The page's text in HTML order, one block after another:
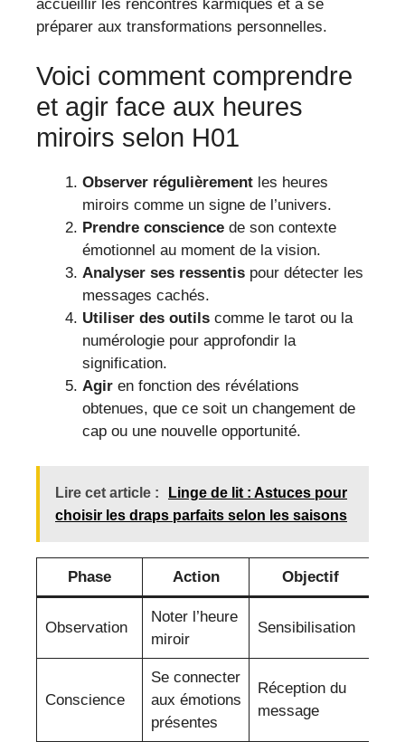
accueillir les rencontres karmiques et à se
préparer aux transformations personnelles.
Voici comment comprendre
et agir face aux heures
miroirs selon H01
Observer régulièrement les heures
miroirs comme un signe de l’univers.
Prendre conscience de son contexte
émotionnel au moment de la vision.
Analyser ses ressentis pour détecter les
messages cachés.
Utiliser des outils comme le tarot ou la
numérologie pour approfondir la
signification.
Agir en fonction des révélations
obtenues, que ce soit un changement de
cap ou une nouvelle opportunité.
Lire cet article :
Linge de lit : Astuces pour
choisir les draps parfaits selon les saisons
Phase Action Objectif
Observation
Noter l’heure
miroir
Sensibilisation
Conscience
Se connecter
aux émotions
présentes
Réception du
message